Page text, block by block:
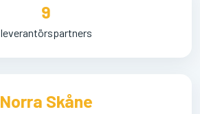
9
leverantörspartners
Norra Skåne